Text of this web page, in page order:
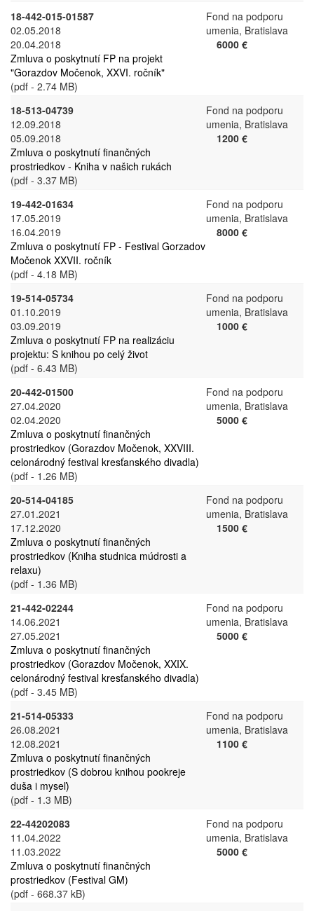
18-442-015-01587
02.05.2018
20.04.2018
Zmluva o poskytnutí FP na projekt
"Gorazdov Močenok, XXVI. ročník"
(pdf - 2.74 MB)
Fond na podporu
umenia, Bratislava
6000 €
18-513-04739
12.09.2018
05.09.2018
Zmluva o poskytnutí finančných
prostriedkov - Kniha v našich rukách
(pdf - 3.37 MB)
Fond na podporu
umenia, Bratislava
1200 €
19-442-01634
17.05.2019
16.04.2019
Zmluva o poskytnutí FP - Festival Gorzadov
Močenok XXVII. ročník
(pdf - 4.18 MB)
Fond na podporu
umenia, Bratislava
8000 €
19-514-05734
01.10.2019
03.09.2019
Zmluva o poskytnutí FP na realizáciu
projektu: S knihou po celý život
(pdf - 6.43 MB)
Fond na podporu
umenia, Bratislava
1000 €
20-442-01500
27.04.2020
02.04.2020
Zmluva o poskytnutí finančných
prostriedkov (Gorazdov Močenok, XXVIII.
celonárodný festival kresťanského divadla)
(pdf - 1.26 MB)
Fond na podporu
umenia, Bratislava
5000 €
20-514-04185
27.01.2021
17.12.2020
Zmluva o poskytnutí finančných
prostriedkov (Kniha studnica múdrosti a
relaxu)
(pdf - 1.36 MB)
Fond na podporu
umenia, Bratislava
1500 €
21-442-02244
14.06.2021
27.05.2021
Zmluva o poskytnutí finančných
prostriedkov (Gorazdov Močenok, XXIX.
celonárodný festival kresťanského divadla)
(pdf - 3.45 MB)
Fond na podporu
umenia, Bratislava
5000 €
21-514-05333
26.08.2021
12.08.2021
Zmluva o poskytnutí finančných
prostriedkov (S dobrou knihou pookreje
duša i myseľ)
(pdf - 1.3 MB)
Fond na podporu
umenia, Bratislava
1100 €
22-44202083
11.04.2022
11.03.2022
Zmluva o poskytnutí finančných
prostriedkov (Festival GM)
(pdf - 668.37 kB)
Fond na podporu
umenia, Bratislava
5000 €